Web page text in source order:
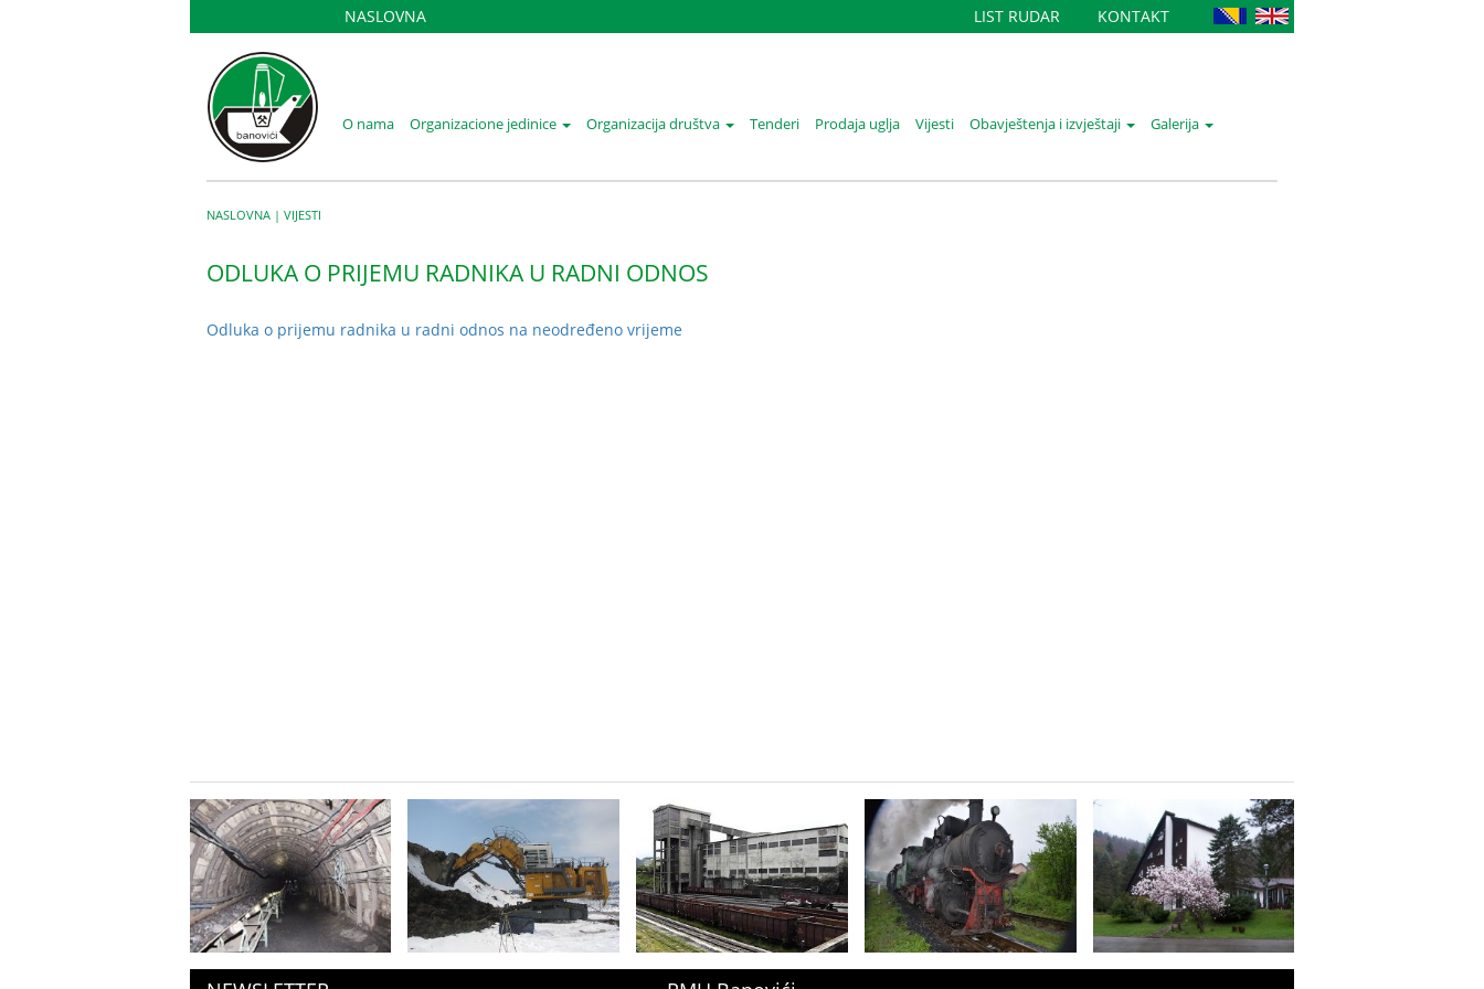
NASLOVNA LIST RUDAR KONTAKT
O nama Organizacione jedinice Organizacija društva Tenderi Prodaja uglja Vijesti Obavještenja i izvještaji Galerija
NASLOVNA | VIJESTI
ODLUKA O PRIJEMU RADNIKA U RADNI ODNOS
Odluka o prijemu radnika u radni odnos na neodređeno vrijeme